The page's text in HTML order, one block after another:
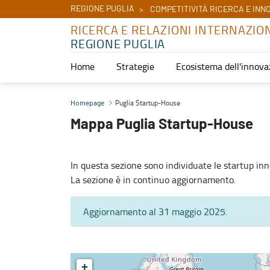
REGIONE PUGLIA COMPETITIVITÀ RICERCA E
RICERCA E RELAZIONI
REGIONE PUGLIA
Home Strategie Ecosistema
Puglia Startup-House - Ricerca e relazioni internazionali
Homepage Puglia Startup-House
Mappa Puglia Startup-House
In questa sezione sono individuate le startup
La sezione è in continuo aggiornamento.
Aggiornamento al 31 maggio 2025.
+